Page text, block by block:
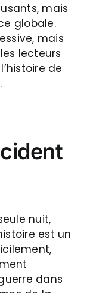
mais
globale.
mais
lecteurs
de
nuit,
est un
dans